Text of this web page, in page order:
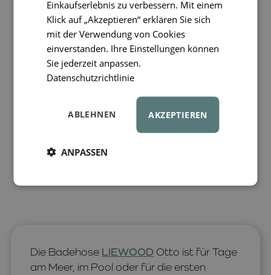
Die Badehose LIEWOOD Otto ist für Tage
am Meer, im Pool oder für die ersten
Einkaufserlebnis zu verbessern. Mit einem
Klick auf „Akzeptieren“ erklären Sie sich
mit der Verwendung von Cookies
einverstanden. Ihre Einstellungen können
Sie jederzeit anpassen.
Datenschutzrichtlinie
AKZEPTIEREN
ABLEHNEN
ANPASSEN